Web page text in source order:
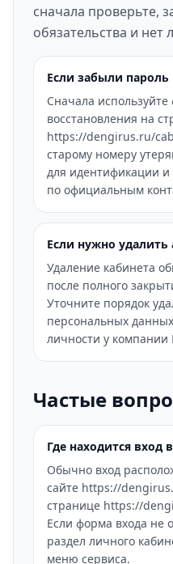
сначала проверьте,
обязательства и нет
Если забыли
Сначала
восстановления на
https://dengirus.ru/
старому номеру
для идентификации и
по официальным
Если нужно удалить
Удаление кабинета
после полного
Уточните порядок
персональных
личности у
Частые
Где находится вход
Обычно вход
сайте https://
странице https://
Если форма входа не
раздел личного
меню сервиса.